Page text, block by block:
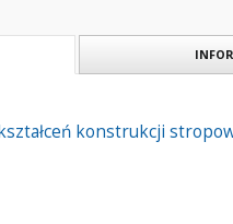
konstrukcji